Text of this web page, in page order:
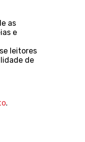
as
e
leitores
de
.